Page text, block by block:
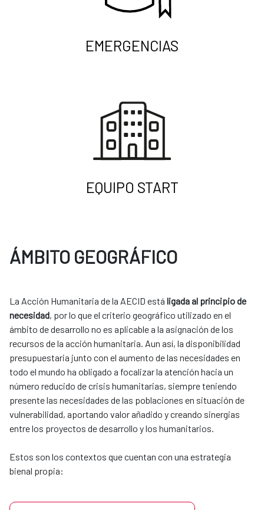
EMERGENCIAS
EQUIPO START
ÁMBITO GEOGRÁFICO
La Acción Humanitaria de la AECID está ligada al principio de
necesidad, por lo que el criterio geográfico utilizado en el
ámbito de desarrollo no es aplicable a la asignación de los
recursos de la acción humanitaria. Aun así, la disponibilidad
presupuestaria junto con el aumento de las necesidades en
todo el mundo ha obligado a focalizar la atención hacia un
número reducido de crisis humanitarias, siempre teniendo
presente las necesidades de las poblaciones en situación de
vulnerabilidad, aportando valor añadido y creando sinergias
entre los proyectos de desarrollo y los ​humanitarios. ​
​​Estos son los contextos que cuentan con una estrategia
bienal propia:​​​​​​​